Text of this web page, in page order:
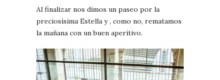
Al finalizar nos dimos un paseo por la
preciosísima Estella y , como no, rematamos
la mañana con un buen aperitivo.